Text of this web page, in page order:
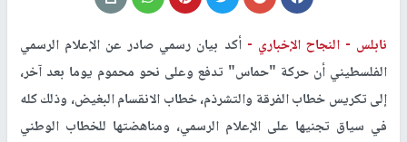
نابلس -النجاح الإخباري -أكد بيان رسمي صادر عن الإعلام الرسمي
الفلسطيني أن حركة "حماس" تدفع وعلى نحو محموم يوما بعد آخر،
إلى تكريس خطاب الفرقة والتشرذم، خطاب الانقسام البغيض، وذلك كله
في سياق تجنيها على الإعلام الرسمي، ومناهضتها للخطاب الوطني